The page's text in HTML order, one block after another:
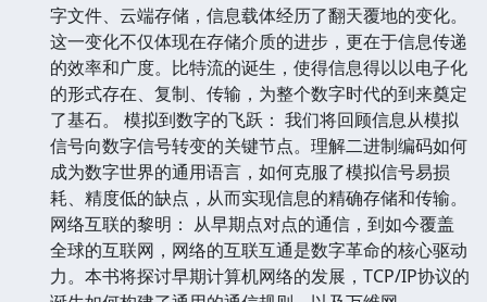
字文件、云端存储，信息载体经历了翻天覆地的变化。
这一变化不仅体现在存储介质的进步，更在于信息传递
的效率和广度。比特流的诞生，使得信息得以以电子化
的形式存在、复制、传输，为整个数字时代的到来奠定
了基石。 模拟到数字的飞跃： 我们将回顾信息从模拟
信号向数字信号转变的关键节点。理解二进制编码如何
成为数字世界的通用语言，如何克服了模拟信号易损
耗、精度低的缺点，从而实现信息的精确存储和传输。
网络互联的黎明： 从早期点对点的通信，到如今覆盖
全球的互联网，网络的互联互通是数字革命的核心驱动
力。本书将探讨早期计算机网络的发展，TCP/IP协议的